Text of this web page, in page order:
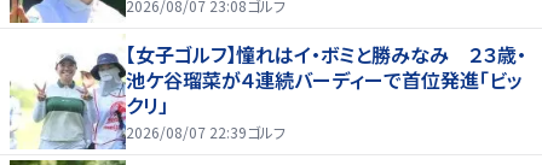
2026/08/07 23:08ゴルフ
【女子ゴルフ】憧れはイ・ボミと勝みなみ ２３歳・
池ケ谷瑠菜が４連続バーディーで首位発進「ビッ
クリ」
2026/08/07 22:39ゴルフ